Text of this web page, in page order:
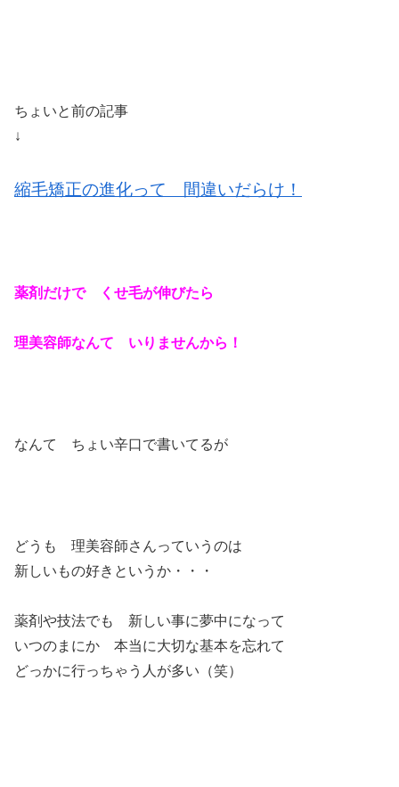
ちょいと前の記事
↓
縮毛矯正の進化って 間違いだらけ！
薬剤だけで くせ毛が伸びたら
理美容師なんて いりませんから！
なんて ちょい辛口で書いてるが
どうも 理美容師さんっていうのは
新しいもの好きというか・・・
薬剤や技法でも 新しい事に夢中になって
いつのまにか 本当に大切な基本を忘れて
どっかに行っちゃう人が多い（笑）